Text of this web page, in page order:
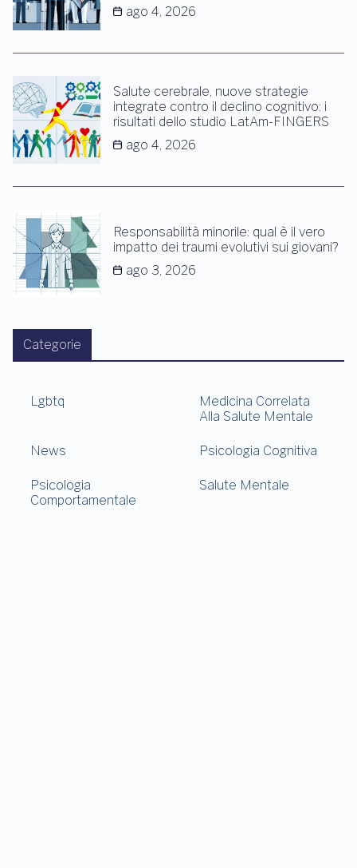
ago 4, 2026
Salute cerebrale, nuove strategie
integrate contro il declino cognitivo: i
risultati dello studio LatAm-FINGERS
ago 4, 2026
Responsabilità minorile: qual è il vero
impatto dei traumi evolutivi sui giovani?
ago 3, 2026
Categorie
Lgbtq
Medicina Correlata
Alla Salute Mentale
News Psicologia Cognitiva
Psicologia
Comportamentale
Salute Mentale